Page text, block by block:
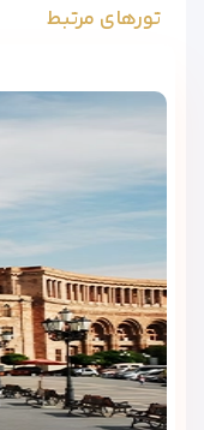
تورهای مرتبط